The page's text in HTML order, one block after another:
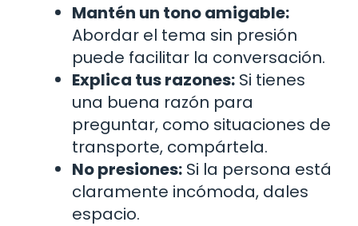
Mantén un tono amigable:
Abordar el tema sin presión
puede facilitar la conversación.
Explica tus razones: Si tienes
una buena razón para
preguntar, como situaciones de
transporte, compártela.
No presiones: Si la persona está
claramente incómoda, dales
espacio.